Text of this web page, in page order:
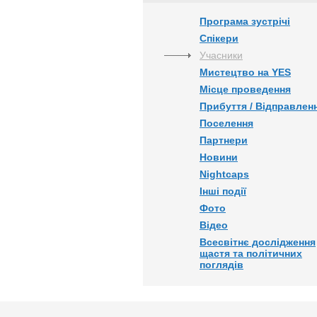
Програма зустрічі
Спікери
Учасники
Мистецтво на YES
Місце проведення
Прибуття /
Поселення
Партнери
Новини
Nightcaps
Інші події
Фото
Відео
Всесвітнє дослідження
щастя та політичних
поглядів